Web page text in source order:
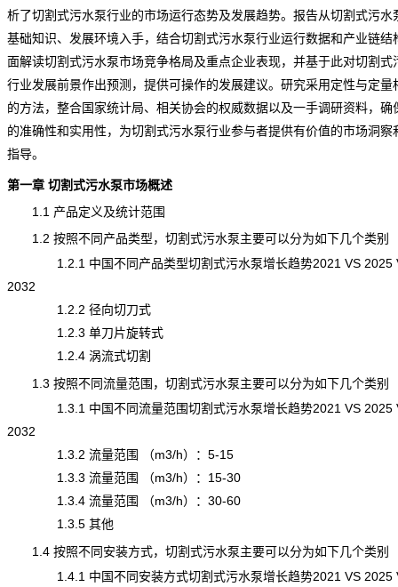
析了切割式污水泵行业的市场运行态势及发展趋势。报告从切割式污水
基础知识、发展环境入手，结合切割式污水泵行业运行数据和产业链结
面解读切割式污水泵市场竞争格局及重点企业表现，并基于此对切割式
行业发展前景作出预测，提供可操作的发展建议。研究采用定性与定量
的方法，整合国家统计局、相关协会的权威数据以及一手调研资料，确
的准确性和实用性，为切割式污水泵行业参与者提供有价值的市场洞察
指导。
第一章 切割式污水泵市场概述
1.1 产品定义及统计范围
1.2 按照不同产品类型，切割式污水泵主要可以分为如下几个类别
1.2.1 中国不同产品类型切割式污水泵增长趋势2021 VS 2025
2032
1.2.2 径向切刀式
1.2.3 单刀片旋转式
1.2.4 涡流式切割
1.3 按照不同流量范围，切割式污水泵主要可以分为如下几个类别
1.3.1 中国不同流量范围切割式污水泵增长趋势2021 VS 2025
2032
1.3.2 流量范围 （m3/h）：5-15
1.3.3 流量范围 （m3/h）：15-30
1.3.4 流量范围 （m3/h）：30-60
1.3.5 其他
1.4 按照不同安装方式，切割式污水泵主要可以分为如下几个类别
1.4.1 中国不同安装方式切割式污水泵增长趋势2021 VS 2025